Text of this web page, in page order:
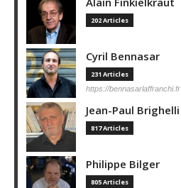
202 Articles
Cyril Bennasar
231 Articles
https://bennasarlaffranchi.fr
Jean-Paul Brighelli
817 Articles
Philippe Bilger
805 Articles